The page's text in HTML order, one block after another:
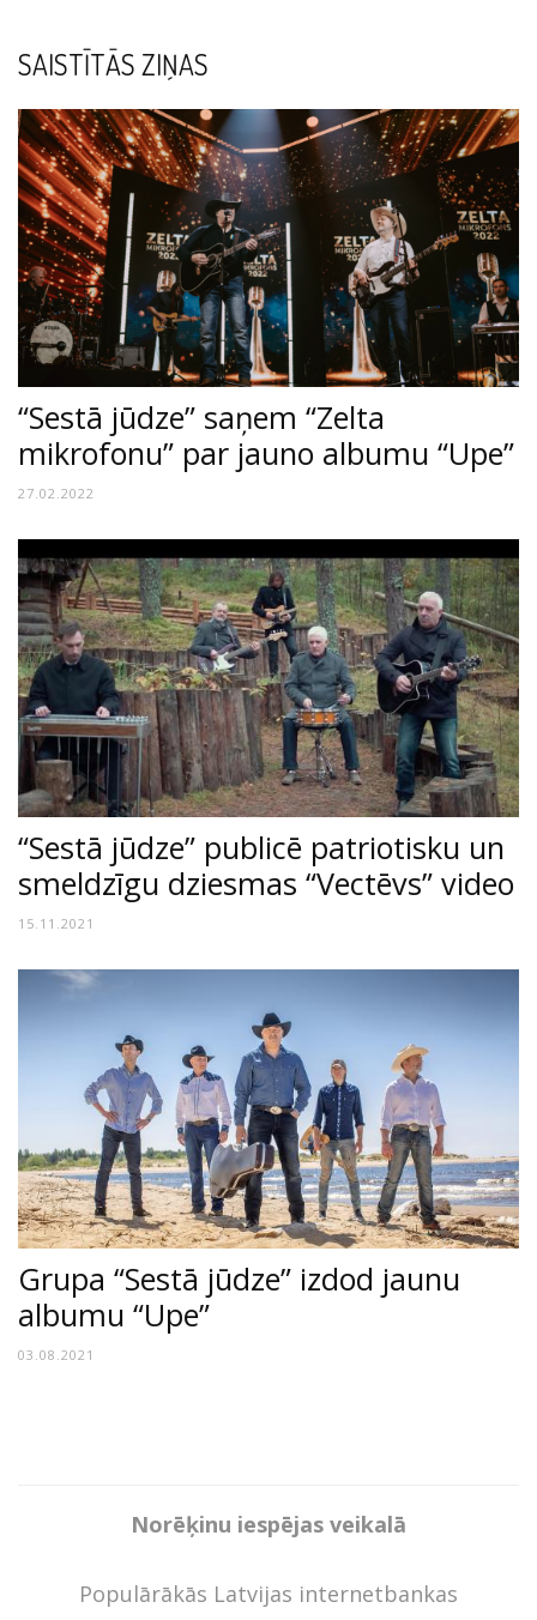
SAISTĪTĀS ZIŅAS
“Sestā jūdze” saņem “Zelta
mikrofonu” par jauno albumu “Upe”
27.02.2022
“Sestā jūdze” publicē patriotisku un
smeldzīgu dziesmas “Vectēvs” video
15.11.2021
Grupa “Sestā jūdze” izdod jaunu
albumu “Upe”
03.08.2021
Norēķinu iespējas veikalā
Populārākās Latvijas internetbankas